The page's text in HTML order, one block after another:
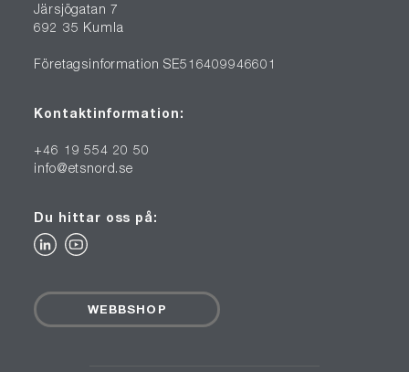
Järsjögatan 7
692 35 Kumla
Företagsinformation SE516409946601
Kontaktinformation:
+46 19 554 20 50
info@etsnord.se
Du hittar oss på:
WEBBSHOP